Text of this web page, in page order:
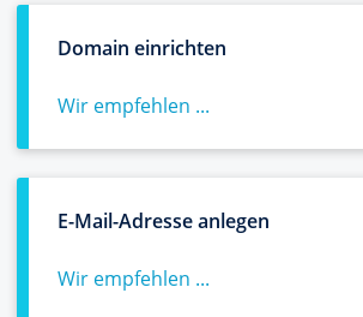
Domain einrichten
Wir empfehlen ...
E-Mail-Adresse anlegen
Wir empfehlen ...